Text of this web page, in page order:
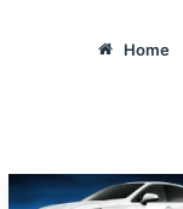
Home